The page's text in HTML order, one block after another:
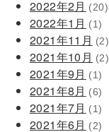
2022年2月 (20)
2022年1月 (1)
2021年11月 (2)
2021年10月 (2)
2021年9月 (1)
2021年8月 (6)
2021年7月 (1)
2021年6月 (2)